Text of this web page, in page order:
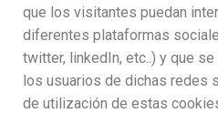
que los visitantes puedan
diferentes plataformas
twitter, linkedIn, etc..) y que
los usuarios de dichas redes
de utilización de estas